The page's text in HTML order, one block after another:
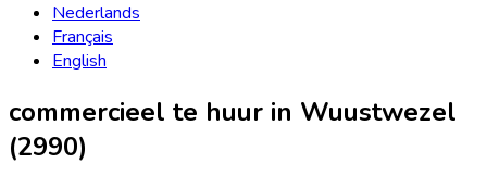
Nederlands
Français
English
commercieel te huur in Wuustwezel
(2990)